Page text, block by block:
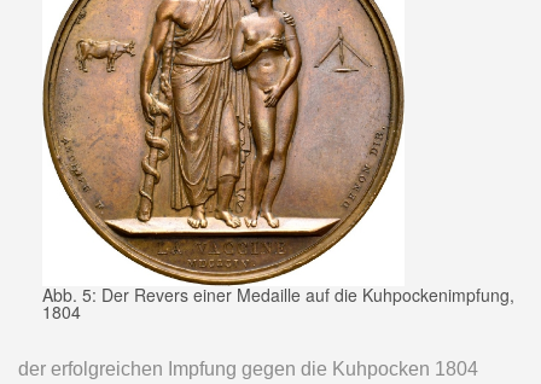
Abb. 5: Der Revers einer Medaille auf die Kuhpockenimpfung,
1804
der erfolgreichen Impfung gegen die Kuhpocken 1804